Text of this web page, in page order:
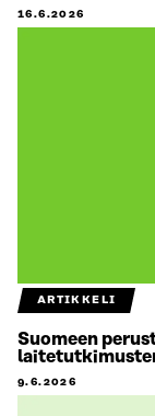
16.6.2026
ARTIKKELI
Suomeen
9.6.2026